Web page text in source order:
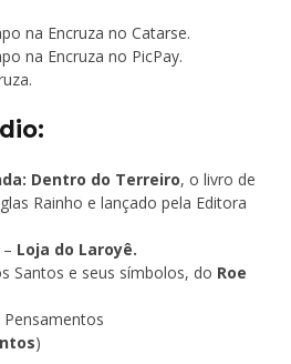
na Encruza no Catarse.
na Encruza no PicPay.
Dentro do Terreiro, o livro de
Rainho e lançado pela Editora
Loja do Laroyê.
Santos e seus símbolos, do Roe
)